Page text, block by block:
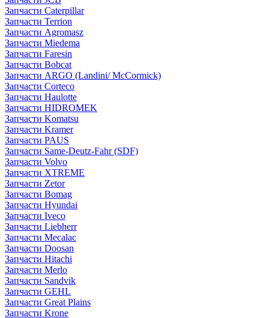
Запчасти Caterpillar
Запчасти Terrion
Запчасти Agromasz
Запчасти Miedema
Запчасти Faresin
Запчасти Bobcat
Запчасти ARGO (Landini/ McCormick)
Запчасти Corteco
Запчасти Haulotte
Запчасти HIDROMEK
Запчасти Komatsu
Запчасти Kramer
Запчасти PAUS
Запчасти Same-Deutz-Fahr (SDF)
Запчасти Volvo
Запчасти XTREME
Запчасти Zetor
Запчасти Bomag
Запчасти Hyundai
Запчасти Iveco
Запчасти Liebherr
Запчасти Mecalac
Запчасти Doosan
Запчасти Hitachi
Запчасти Merlo
Запчасти Sandvik
Запчасти GEHL
Запчасти Great Plains
Запчасти Krone